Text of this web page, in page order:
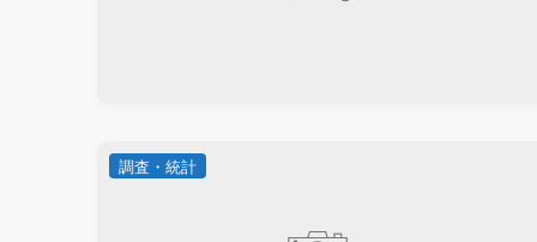
調査・統計